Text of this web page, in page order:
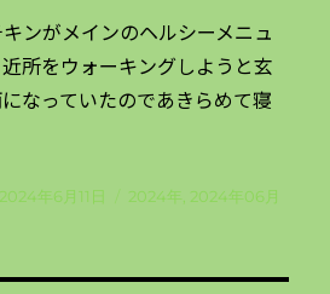
ンがメインのヘルシーメニュ
所をウォーキングしようと玄
なっていたのであきらめて寝
投
2024年6月11日
カ
2024年, 2024年06月